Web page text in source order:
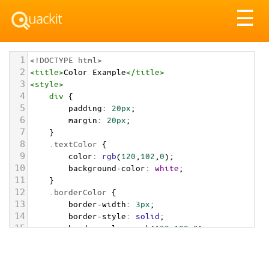
☰
1 <!DOCTYPE html>
2 <title>Color Example</title>
3 <style>
4 div {
5 padding: 20px;
6 margin: 20px;
7 }
8 .textColor {
9 color: rgb(120 102 0);
10 background-color: white;
11 }
12 .borderColor {
13 border-width: 3px;
14 border-style: solid;
15 border-color: rgb(120,102,0);